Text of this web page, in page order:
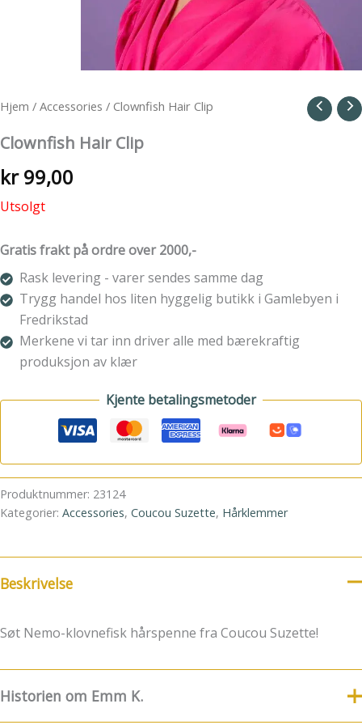
Hjem / Accessories / Clownfish Hair Clip
Clownfish Hair Clip
kr99,00
Utsolgt
Gratis frakt på ordre over 2000,-
Rask levering - varer sendes samme dag
Trygg handel hos liten hyggelig butikk i Gamlebyen i
Fredrikstad
Merkene vi tar inn driver alle med bærekraftig
produksjon av klær
Kjente betalingsmetoder
Produktnummer: 23124
Kategorier: Accessories, Coucou Suzette, Hårklemmer
Beskrivelse
Søt Nemo-klovnefisk hårspenne fra Coucou Suzette!
Historien om Emm K.